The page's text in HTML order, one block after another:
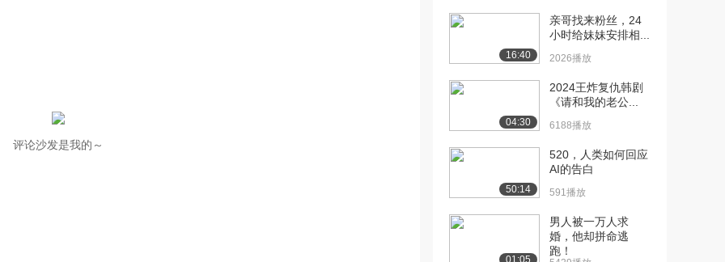
评论沙发是我的～
2.5万播放
[13] 如何与孩子交流互动 05:54
[14] 生病时候如何照顾自
06:06
[15] 如何疏通马桶 05:50
[16] 如何使用灭火器
1.2万播放
[17] 如何使用公共交通工
16:40
亲哥找来粉丝，24
小时给妹妹安排相...
2026播放
04:30
2024王炸复仇韩剧
《请和我的老公...
6188播放
50:14
520，人类如何回应
AI的告白
591播放
01:05
男人被一万人求
婚，他却拼命逃
跑！